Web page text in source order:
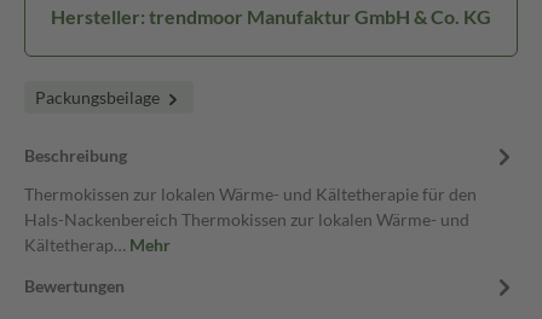
Hersteller: trendmoor Manufaktur GmbH & Co. KG
Packungsbeilage
Beschreibung
Thermokissen zur lokalen Wärme- und Kältetherapie für den
Hals-Nackenbereich Thermokissen zur lokalen Wärme- und
Kältetherap… Mehr
Bewertungen